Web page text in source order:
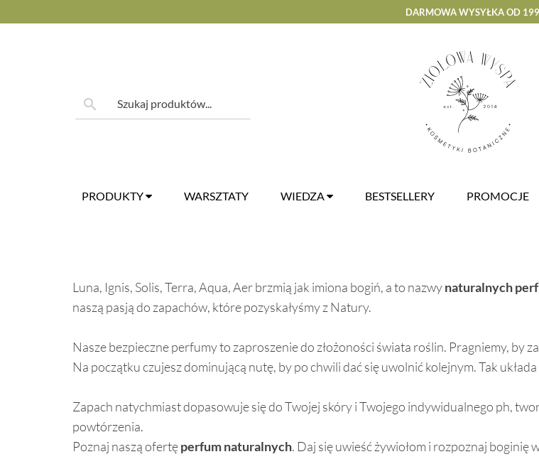
to
DARMOWA WYSYŁKA OD 199
search
PRODUKTY WARSZTATY WIEDZA BESTSELLERY PROMOCJE
Luna, Ignis, Solis,Terra,Aqua,Aerbrzmią jak imiona bogiń, a to nazwynaturalnych
naszą pasją do zapachów, które pozyskałyśmy z Natury.
Nasze bezpieczne perfumy to zaproszenie do złożoności świata roślin. Pragniemy, by
Na początku czujesz dominującą nutę, by po chwili dać się uwolnić kolejnym. Tak
Zapach natychmiast dopasowuje się do Twojej skóry i Twojego indywidualnego ph,
powtórzenia.
Poznaj naszą ofertęperfum naturalnych. Daj się uwieść żywiołom i rozpoznaj boginię